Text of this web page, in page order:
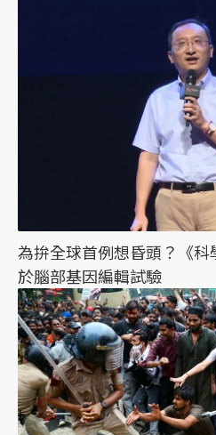
為拚全球首例想昏頭？《
於腦部基因編輯試驗